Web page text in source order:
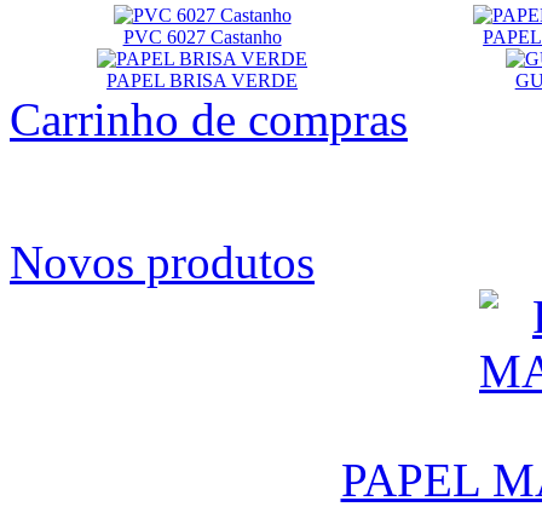
PVC 6027 Castanho
PAPEL BRISA VERDE
Carrinho de compras
Novos produtos
PAPEL